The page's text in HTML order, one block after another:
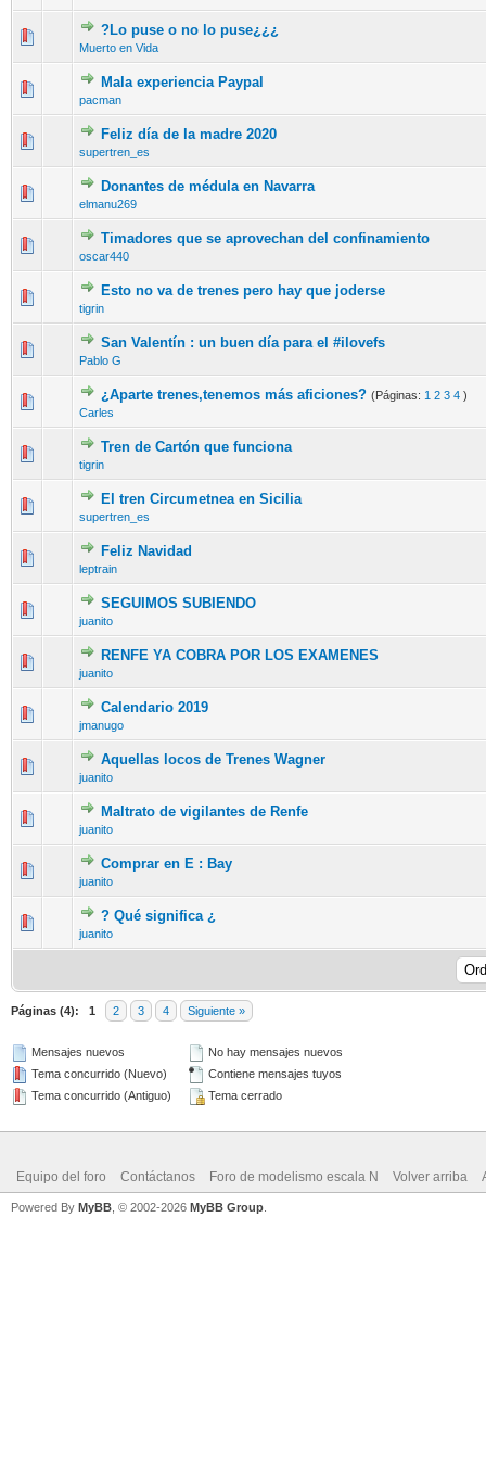
?Lo puse o no lo puse¿¿¿
Muerto en Vida
Mala experiencia Paypal
pacman
Feliz día de la madre 2020
supertren_es
Donantes de médula en Navarra
elmanu269
Timadores que se aprovechan del confinamiento
oscar440
Esto no va de trenes pero hay que joderse
tigrin
San Valentín : un buen día para el #ilovefs
Pablo G
¿Aparte trenes,tenemos más aficiones? (Páginas: 1 2 3 4 )
Carles
Tren de Cartón que funciona
tigrin
El tren Circumetnea en Sicilia
supertren_es
Feliz Navidad
leptrain
SEGUIMOS SUBIENDO
juanito
RENFE YA COBRA POR LOS EXAMENES
juanito
Calendario 2019
jmanugo
Aquellas locos de Trenes Wagner
juanito
Maltrato de vigilantes de Renfe
juanito
Comprar en E : Bay
juanito
? Qué significa ¿
juanito
Páginas (4): 1 2 3 4 Siguiente »
Mensajes nuevos
Tema concurrido (Nuevo)
Tema concurrido (Antiguo)
No hay mensajes nuevos
Contiene mensajes tuyos
Tema cerrado
Equipo del foro Contáctanos Foro de modelismo escala N Volver arriba
Powered By MyBB , © 2002-2026 MyBB Group